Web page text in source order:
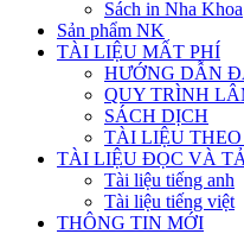
Sách in Nha Khoa
Sản phẩm NK
TÀI LIỆU MẤT PHÍ
HƯỚNG DẪN
QUY TRÌNH
SÁCH DỊCH
TÀI LIỆU
TÀI LIỆU ĐỌC VÀ
Tài liệu tiếng anh
Tài liệu tiếng việt
THÔNG TIN MỚI